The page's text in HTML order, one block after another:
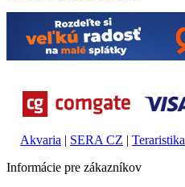
Akvaria | SERA CZ | Teraristika
Informácie pre zákazníkov